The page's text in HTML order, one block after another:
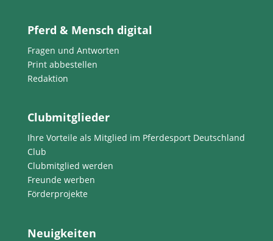
Pferd & Mensch digital
Fragen und Antworten
Print abbestellen
Redaktion
Clubmitglieder
Ihre Vorteile als Mitglied im Pferdesport Deutschland
Club
Clubmitglied werden
Freunde werben
Förderprojekte
Neuigkeiten